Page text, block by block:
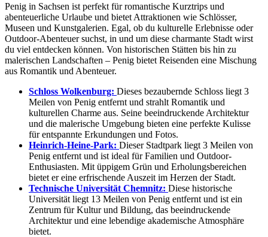
Penig in Sachsen ist perfekt für romantische Kurztrips und
abenteuerliche Urlaube und bietet Attraktionen wie Schlösser,
Museen und Kunstgalerien. Egal, ob du kulturelle Erlebnisse oder
Outdoor-Abenteuer suchst, in und um diese charmante Stadt wirst
du viel entdecken können. Von historischen Stätten bis hin zu
malerischen Landschaften – Penig bietet Reisenden eine Mischung
aus Romantik und Abenteuer.
Schloss Wolkenburg: Dieses bezaubernde Schloss liegt 3
Meilen von Penig entfernt und strahlt Romantik und
kulturellen Charme aus. Seine beeindruckende Architektur
und die malerische Umgebung bieten eine perfekte Kulisse
für entspannte Erkundungen und Fotos.
Heinrich-Heine-Park: Dieser Stadtpark liegt 3 Meilen von
Penig entfernt und ist ideal für Familien und Outdoor-
Enthusiasten. Mit üppigem Grün und Erholungsbereichen
bietet er eine erfrischende Auszeit im Herzen der Stadt.
Technische Universität Chemnitz: Diese historische
Universität liegt 13 Meilen von Penig entfernt und ist ein
Zentrum für Kultur und Bildung, das beeindruckende
Architektur und eine lebendige akademische Atmosphäre
bietet.